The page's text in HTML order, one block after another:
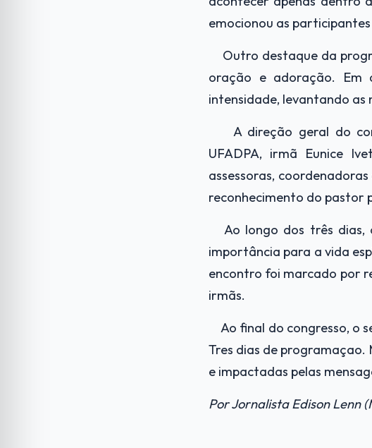
emocionou as
Outro destaque da
oração e adoração. Em
intensidade, levantando as
A direção geral do
UFADPA, irmã Eunice
assessoras,
reconhecimento do pastor
Ao longo dos três dias,
importância para a vida
encontro foi marcado por
irmãs.
Ao final do congresso, o
Tres dias de
e impactadas pelas
Por Jornalista Edison Lenn